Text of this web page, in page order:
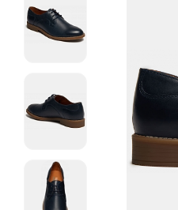
Капсула
Акции / Новости
Адреса магазинов